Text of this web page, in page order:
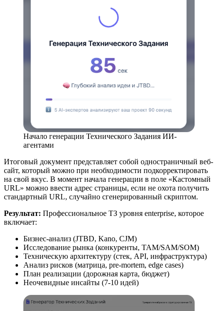
Начало генерации Технического Задания ИИ-
агентами
Итоговый документ представляет собой одностраничный веб-
сайт, который можно при необходимости подкорректировать
на свой вкус. В момент начала генерации в поле «Кастомный
URL» можно ввести адрес страницы, если не охота получить
стандартный URL, случайно сгенерированный скриптом.
Результат: Профессиональное ТЗ уровня enterprise, которое
включает:
Бизнес-анализ (JTBD, Kano, CJM)
Исследование рынка (конкуренты, TAM/SAM/SOM)
Техническую архитектуру (стек, API, инфраструктура)
Анализ рисков (матрица, pre-mortem, edge cases)
План реализации (дорожная карта, бюджет)
Неочевидные инсайты (7-10 идей)